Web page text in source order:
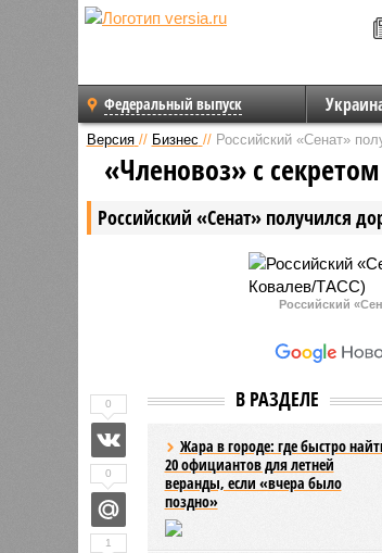
Федеральный выпуск
Версия // Бизнес // Российский «Сенат»
Российский «Сенат» получился
«Членовоз» с секретом
Российский
В РАЗДЕЛЕ
Жара в городе: где быстро
20 официантов для летней
веранды, если «вчера было
поздно»
0
0
1